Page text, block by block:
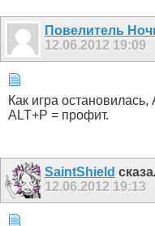
Пoвелитель
12.06.2012 19:09
Как игра остановилась,
ALT+P = профит.
SaintShield
12.06.2012 19:13